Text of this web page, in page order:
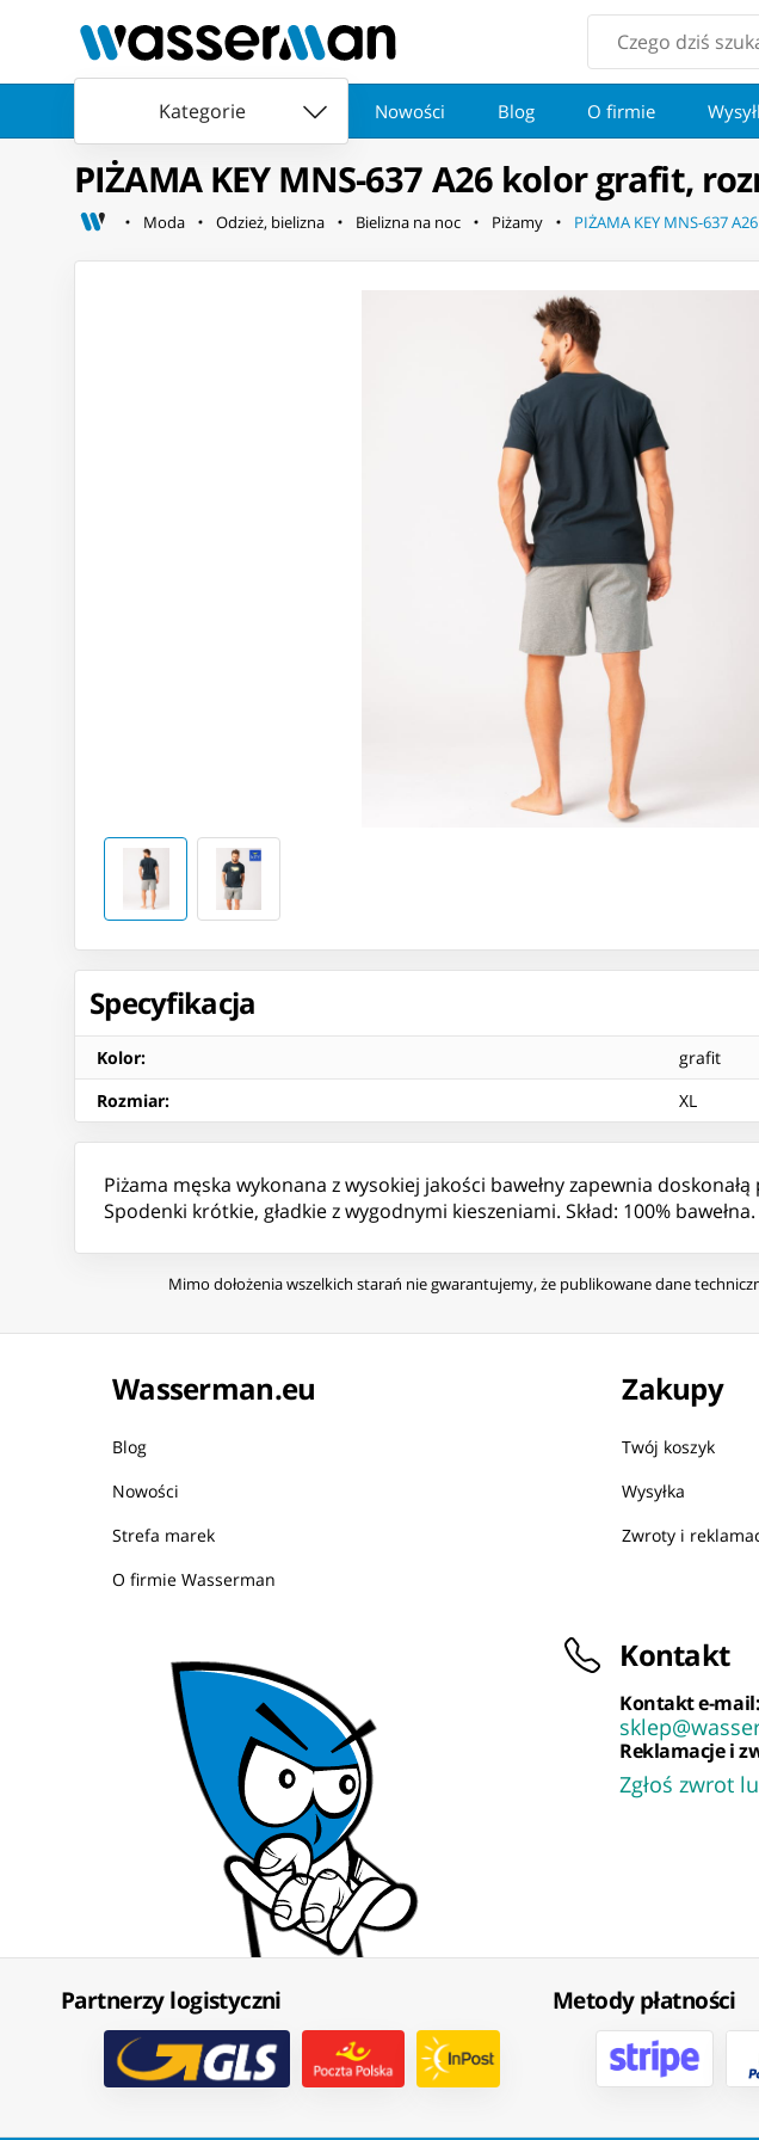
Kategorie Nowości Blog O firmie
PIŻAMA KEY MNS-637 A26 kolor grafit,
Moda Odzież, bielizna Bielizna na noc Piżamy PIŻAMA KEY MNS-637
Specyfikacja
Kolor:
grafit
Rozmiar: XL
Piżama męska wykonana z wysokiej jakości bawełny zapewnia
Spodenki krótkie, gładkie z wygodnymi kieszeniami. Skład: 100% bawełna.
Mimo dołożenia wszelkich starań nie gwarantujemy, że publikowane dane
Wasserman.eu
Blog
Nowości
Strefa marek
O firmie Wasserman
Zakupy
Twój koszyk
Wysyłka
Zwroty i
Kontakt
Kontakt e-mail:
Reklamacje i
Zgłoś zwrot
Partnerzy logistyczni Metody płatności